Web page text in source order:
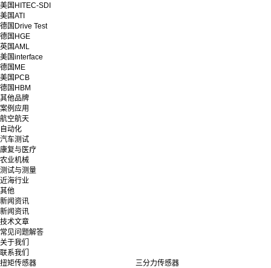
美国HITEC-SDI
美国ATI
德国Drive Test
德国HGE
英国AML
美国interface
德国ME
美国PCB
德国HBM
其他品牌
案例应用
航空航天
自动化
汽车测试
康复与医疗
农业机械
测试与测量
近海行业
其他
新闻资讯
新闻资讯
技术文章
常见问题解答
关于我们
联系我们
扭矩传感器
三分力传感器